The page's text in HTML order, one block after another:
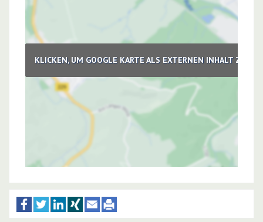
KLICKEN, UM GOOGLE KARTE ALS EXTERNEN INHALT ZU